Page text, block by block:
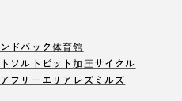
ドバック体育館
ソルトピット加圧サイクル
フリーエリア レズミルズ